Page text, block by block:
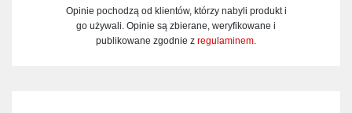
Opinie pochodzą od klientów, którzy nabyli produkt i
go używali. Opinie są zbierane, weryfikowane i
publikowane zgodnie z regulaminem